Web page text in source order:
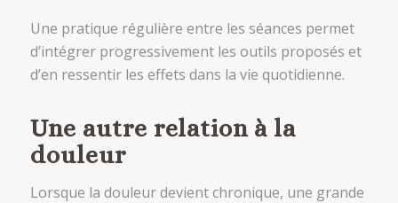
Une pratique régulière entre les séances permet
d’intégrer progressivement les outils proposés et
d’en ressentir les effets dans la vie quotidienne.
Une autre relation à la
douleur
Lorsque la douleur devient chronique, une grande